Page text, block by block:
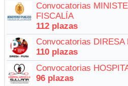
Convocatorias
FISCALÍA
112 plazas
Convocatorias DIRESA
110 plazas
Convocatorias
96 plazas